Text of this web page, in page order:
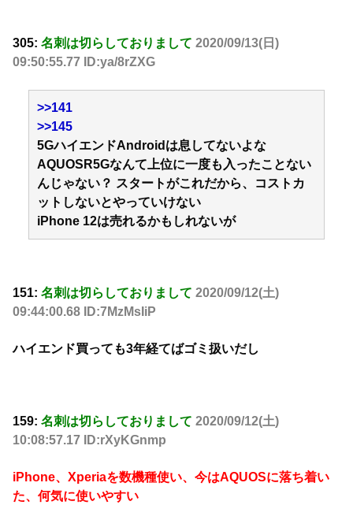
305: 名刺は切らしておりまして 2020/09/13(日)
09:50:55.77 ID:ya/8rZXG
>>141
>>145
5GハイエンドAndroidは息してないよな
AQUOSR5Gなんて上位に一度も入ったことない
んじゃない？ スタートがこれだから、コストカ
ットしないとやっていけない
iPhone 12は売れるかもしれないが
151: 名刺は切らしておりまして 2020/09/12(土)
09:44:00.68 ID:7MzMsIiP
ハイエンド買っても3年経てばゴミ扱いだし
159: 名刺は切らしておりまして 2020/09/12(土)
10:08:57.17 ID:rXyKGnmp
iPhone、Xperiaを数機種使い、今はAQUOSに落ち着い
た、何気に使いやすい